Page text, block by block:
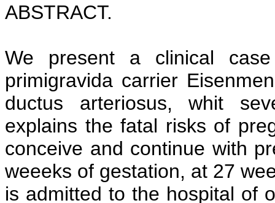
ABSTRACT.
We present a clinical
primigravida carrier
ductus arteriosus, whit
explains the fatal risks of
conceive and continue with
weeeks of gestation, at 27
is admitted to the hospital of